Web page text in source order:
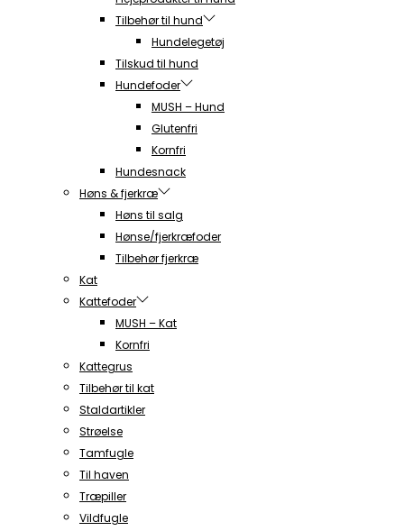
Tilbehør til hund
Hundelegetøj
Tilskud til hund
Hundefoder
MUSH – Hund
Glutenfri
Kornfri
Hundesnack
Høns & fjerkræ
Høns til salg
Hønse/fjerkræfoder
Tilbehør fjerkræ
Kat
Kattefoder
MUSH – Kat
Kornfri
Kattegrus
Tilbehør til kat
Staldartikler
Strøelse
Tamfugle
Til haven
Træpiller
Vildfugle